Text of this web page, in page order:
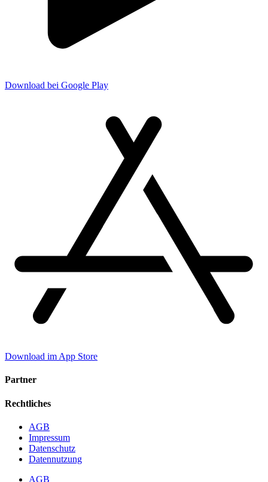
Download bei Google Play
Download im App Store
Partner
Rechtliches
AGB
Impressum
Datenschutz
Datennutzung
AGB